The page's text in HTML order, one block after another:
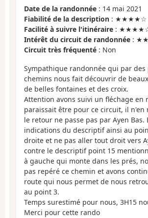
Date de la randonnée : 14 mai 2021
Fiabilité de la description : ★★★★☆
Facilité à suivre l'itinéraire :
Intérêt du circuit de randonnée :
Circuit très fréquenté : Non
Sympathique randonnée qui par des
chemins nous fait découvrir de
de belles fontaines et des croix.
Attention avons suivi un fléchage en
paraissait être pour ce circuit, il n'en
le retour ne passe pas par Ayen Bas.
indications du descriptif ainsi au
droite et ne pas aller tout droit vers
contre le descriptif point 15
à gauche qui monte dans les prés,
pas repéré ce chemin et avons
route qui nous permet de nous
au point 3.
Temps surestimé pour nous, 3H15
Merci pour cette rando